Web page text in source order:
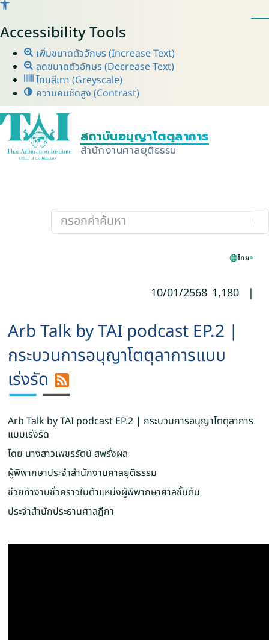
Accessibility Tools
เพิ่มขนาดตัวอักษร (Increase Text)
ลดขนาดตัวอักษร (Decrease Text)
โทนสีเทา (Greyscale)
ความคมชัดสูง (Contrast)
ไทย
Arb Talk by TAI podcast EP.2 |
กระบวนการอนุญาโตตุลาการแบบ
เร่งรัด
10/01/2568 1,180 |
Arb Talk by TAI podcast EP.2 | กระบวนการอนุญาโตตุลาการ
แบบเร่งรัด
โดย นางสาวเพชรรัตน์ สพรั่งผล
ผู้พิพากษาประจำสำนักงานศาลยุติธรรม
ช่วยทำงานชั่วคราวในตำแหน่งผู้พิพากษาศาลชั้นต้น
ประจำสำนักประธานศาลฎีกา